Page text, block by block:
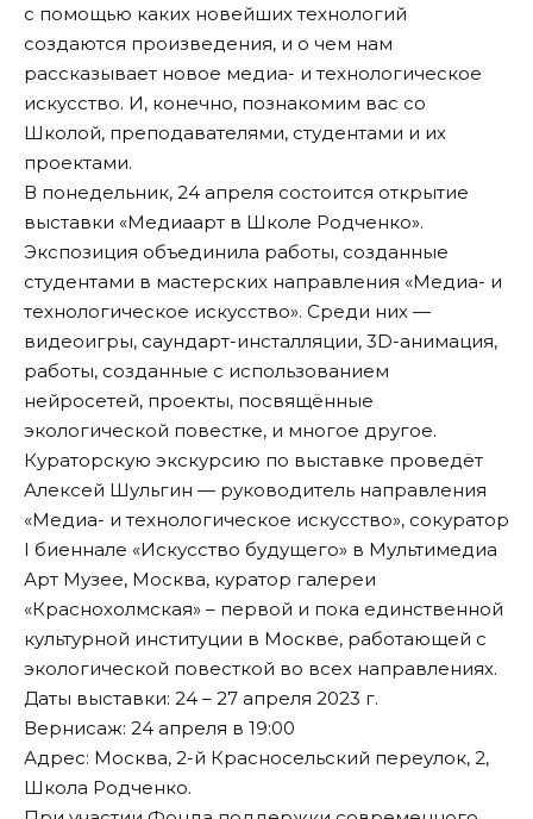
с помощью каких новейших технологий
создаются произведения, и о чем нам
рассказывает новое медиа- и технологическое
искусство. И, конечно, познакомим вас со
Школой, преподавателями, студентами и их
проектами.
В понедельник, 24 апреля состоится открытие
выставки «Медиаарт в Школе Родченко».
Экспозиция объединила работы, созданные
студентами в мастерских направления «Медиа- и
технологическое искусство». Среди них —
видеоигры, саундарт-инсталляции, 3D-анимация,
работы, созданные с использованием
нейросетей, проекты, посвящённые
экологической повестке, и многое другое.
Кураторскую экскурсию по выставке проведёт
Алексей Шульгин — руководитель направления
«Медиа- и технологическое искусство», сокуратор
I биеннале «Искусство будущего» в Мультимедиа
Арт Музее, Москва, куратор галереи
«Краснохолмская» – первой и пока единственной
культурной институции в Москве, работающей с
экологической повесткой во всех направлениях.
Даты выставки: 24 – 27 апреля 2023 г.
Вернисаж: 24 апреля в 19:00
Адрес: Москва, 2-й Красносельский переулок, 2,
Школа Родченко.